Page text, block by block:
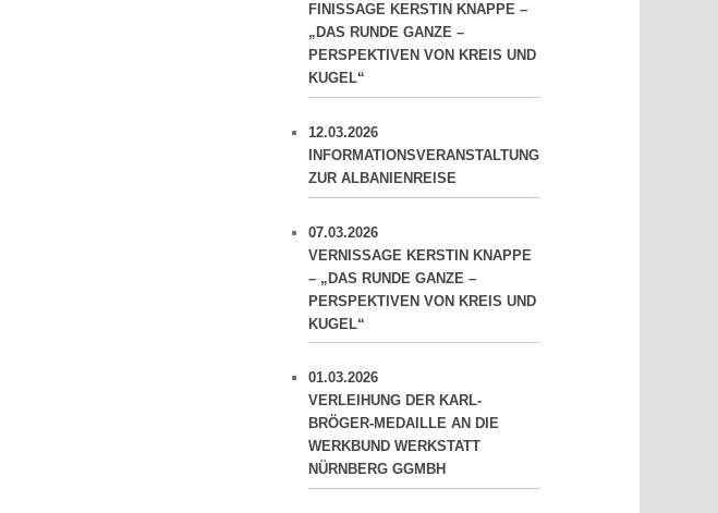
FINISSAGE KERSTIN KNAPPE –
„DAS RUNDE GANZE –
PERSPEKTIVEN VON KREIS UND
KUGEL“
12.03.2026
INFORMATIONSVERANSTALTUNG
ZUR ALBANIENREISE
07.03.2026
VERNISSAGE KERSTIN KNAPPE
– „DAS RUNDE GANZE –
PERSPEKTIVEN VON KREIS UND
KUGEL“
01.03.2026
VERLEIHUNG DER KARL-
BRÖGER-MEDAILLE AN DIE
WERKBUND WERKSTATT
NÜRNBERG GGMBH